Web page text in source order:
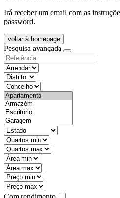
Irá receber um email com as
password.
voltar à homepage
Pesquisa avançada
objective
districtId
countyId
types
state
mintypo
maxtypo
minarea
maxarea
minprice
maxprice
Com rendimento